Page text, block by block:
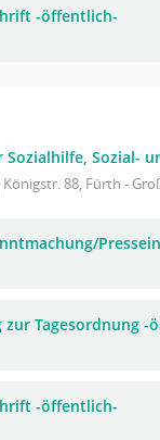
-öffentlich-
Sozial-
88, Fürth -
zur Tagesordnung -
-öffentlich-